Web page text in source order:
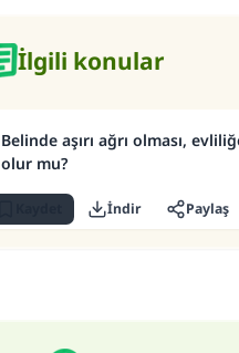
İlgili konular
Belinde aşırı ağrı olması,
olur mu?
İndir Paylaş